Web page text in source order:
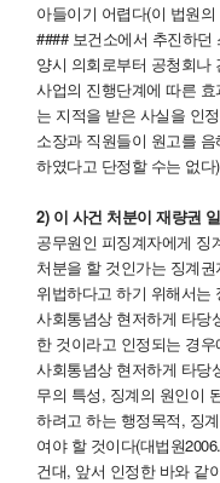
아들이기 어렵다(이 법원
#### 보건소에서 추진하
양시 의회로부터 공청회나
사업의 진행단계에 따른
는 지적을 받은 사실을 인
소장과 직원들이 원고를
하였다고 단정할 수는 없다
2) 이 사건 처분이 재량권
공무원인 피징계자에게 징
처분을 할 것인가는 징계
위법하다고 하기 위해서는
사회통념상 현저하게 타당
한 것이라고 인정되는 경
사회통념상 현저하게 타당
무의 특성, 징계의 원인이
하려고 하는 행정목적, 징
여야 할 것이다(대법원
건대, 앞서 인정한 바와 같